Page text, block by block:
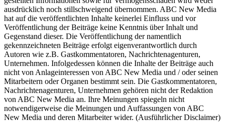
ausdrücklich noch stillschweigend übernommen. ABC New Media
hat auf die veröffentlichten Inhalte keinerlei Einfluss und vor
Veröffentlichung der Beiträge keine Kenntnis über Inhalt und
Gegenstand dieser. Die Veröffentlichung der namentlich
gekennzeichneten Beiträge erfolgt eigenverantwortlich durch
Autoren wie z.B. Gastkommentatoren, Nachrichtenagenturen,
Unternehmen. Infolgedessen können die Inhalte der Beiträge auch
nicht von Anlageinteressen von ABC New Media und / oder seinen
Mitarbeitern oder Organen bestimmt sein. Die Gastkommentatoren,
Nachrichtenagenturen, Unternehmen gehören nicht der Redaktion
von ABC New Media an. Ihre Meinungen spiegeln nicht
notwendigerweise die Meinungen und Auffassungen von ABC
New Media und deren Mitarbeiter wider. (Ausführlicher Disclaimer)